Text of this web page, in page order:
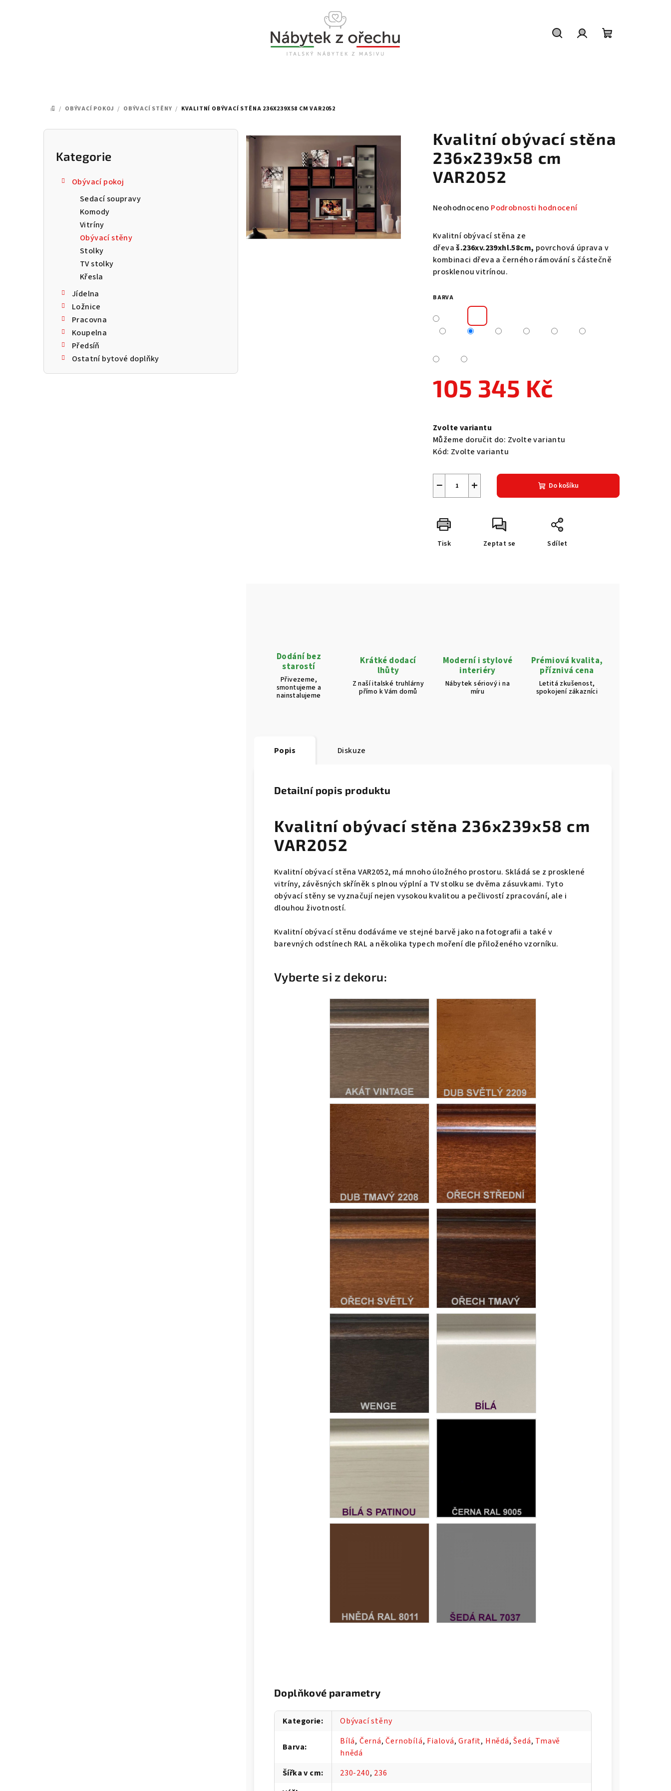
DOMŮ
/ OBÝVACÍ POKOJ / OBÝVACÍ STĚNY / KVALITNÍ OBÝVACÍ STĚNA 236X239X58 CM VAR2052
P
Přeskočit
kategorie
Kategorie
Obývací pokoj
Sedací soupravy
Komody
Vitríny
Obývací stěny
Stolky
TV stolky
Křesla
Jídelna
Ložnice
Pracovna
Koupelna
Předsíň
Ostatní bytové doplňky
Kvalitní obývací stěna
236x239x58 cm
VAR2052
Průměrné
produktu
je
0,0
5
Neohodnoceno Podrobnosti hodnocení
Kvalitní obývací stěna ze
dřevaš.236xv.239xhl.58cm, povrchová úprava v
kombinaci dřeva a černého rámování s částečně
prosklenou vitrínou.
BARVA
105 345 Kč
cena:
Zvolte variantu
Můžeme doručit do: Zvolte variantu
Kód: Zvolte variantu
+
− Do košíku
Tisk Zeptat se Sdílet
Dodání bez
starostí
Přivezeme,
smontujeme a
nainstalujeme
Krátké dodací
lhůty
Z naší italské truhlárny
přímo k Vám domů
Moderní i stylové
interiéry
Nábytek sériový i na
míru
Prémiová kvalita,
příznivá cena
Letitá zkušenost,
spokojení zákazníci
Popis Diskuze
Detailní popis produktu
Kvalitní obývací stěna 236x239x58 cm
VAR2052
Kvalitní obývací stěna VAR2052, má mnoho úložného prostoru. Skládá se z prosklené
vitríny, závěsných skříněk s plnou výplní a TV stolku se dvěma zásuvkami. Tyto
obývací stěny se vyznačují nejen vysokou kvalitou a pečlivostí zpracování, ale i
dlouhou životností.
Kvalitní obývací stěnu dodáváme ve stejné barvě jako na fotografii a také v
barevných odstínech RAL a několika typech moření dle přiloženého vzorníku.
Vyberte si z dekoru:
Doplňkové parametry
Kategorie: Obývací stěny
Barva:
Bílá, Černá,Černobílá, Fialová,Grafit, Hnědá,Šedá, Tmavě
hnědá
Šířka v cm: 230-240, 236